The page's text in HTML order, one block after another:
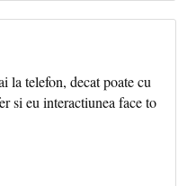
la telefon, decat poate cu
si eu interactiunea face to